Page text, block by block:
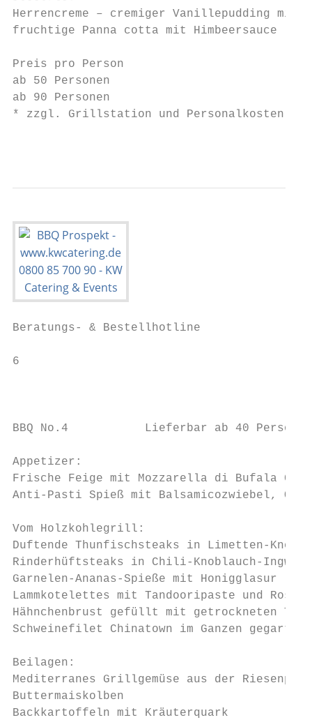
Herrencreme – cremiger Vanillepudding mit
fruchtige Panna cotta mit Himbeersauce
Preis pro Person
ab 50 Personen
ab 90 Personen
* zzgl. Grillstation und Personalkosten
Beratungs- & Bestellhotline
6
BBQ No.4           Lieferbar ab 40 Personen
Appetizer:
Frische Feige mit Mozzarella di Bufala
Anti-Pasti Spieß mit Balsamicozwiebel, Olive
Vom Holzkohlegrill:
Duftende Thunfischsteaks in Limetten-
Rinderhüftsteaks in Chili-Knoblauch-
Garnelen-Ananas-Spieße mit Honigglasur
Lammkotelettes mit Tandooripaste und
Hähnchenbrust gefüllt mit getrockneten
Schweinefilet Chinatown im Ganzen gegart
Beilagen:
Mediterranes Grillgemüse aus der
Buttermaiskolben
Backkartoffeln mit Kräuterquark